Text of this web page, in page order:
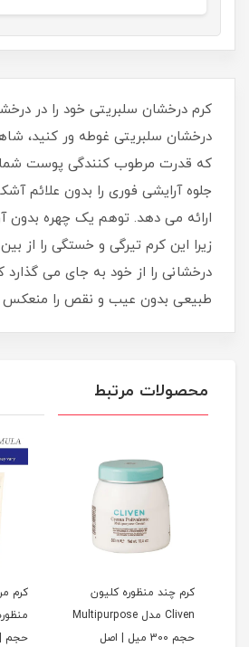
کرم درخشان سلبریتی خود را در
درخشان سلبریتی غوطه ور کنید،
که قدرت مرطوب کنندگی پوست شما
جلوه آرایشی فوری را بدون علائم
ارائه می دهد. توهم یک چهره بدون
زیرا این کرم تیرگی و خستگی را از
درخشانی را از خود به جای می
طبیعی بدون عیب و نقص را منعکس
محصولات مرتبط
کرم چند منظوره کلیون
Cliven مدل Multipurpose
حجم 300 میل | اصل
کرم
حجم